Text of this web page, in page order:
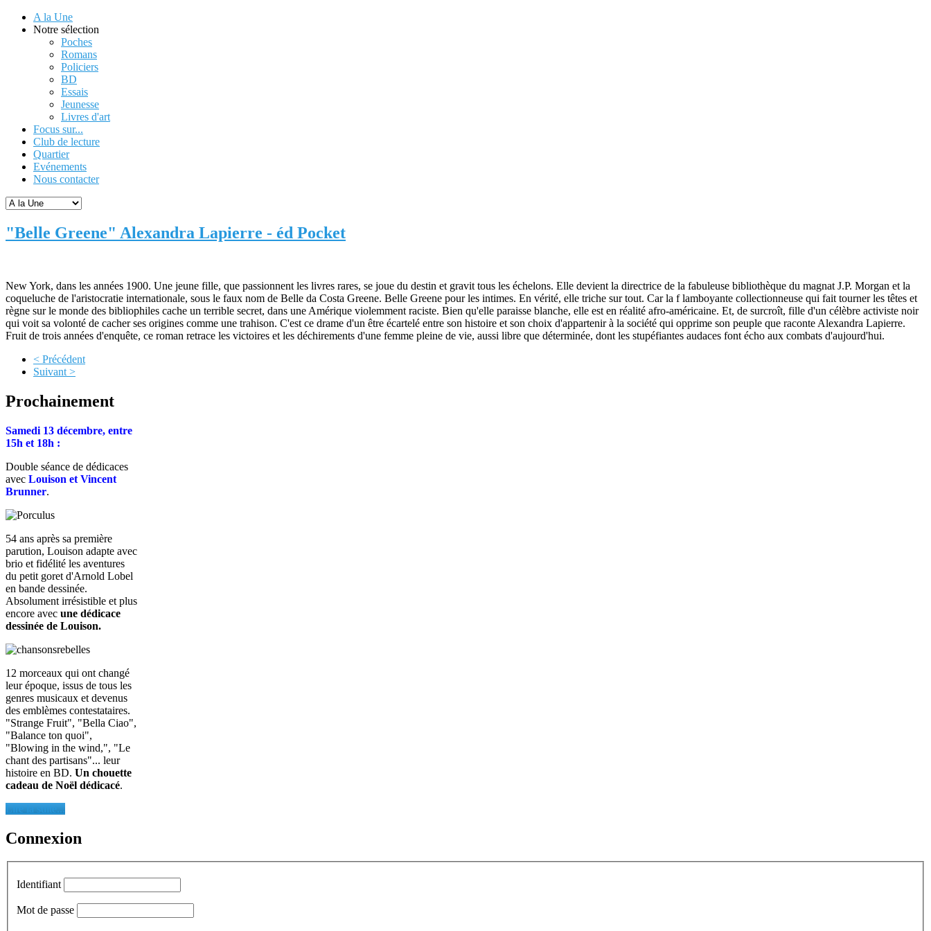
A la Une
Notre sélection
Poches
Romans
Policiers
BD
Essais
Jeunesse
Livres d'art
Focus sur...
Club de lecture
Quartier
Evénements
Nous contacter
"Belle Greene" Alexandra Lapierre - éd Pocket
New York, dans les années 1900. Une jeune fille, que passionnent les livres rares, se joue du destin et gravit tous les échelons. Elle devient la directrice de la fabuleuse bibliothèque du magnat J.P. Morgan et la
coqueluche de l'aristocratie internationale, sous le faux nom de Belle da Costa Greene. Belle Greene pour les intimes. En vérité, elle triche sur tout. Car la f lamboyante collectionneuse qui fait tourner les têtes et
règne sur le monde des bibliophiles cache un terrible secret, dans une Amérique violemment raciste. Bien qu'elle paraisse blanche, elle est en réalité afro-américaine. Et, de surcroît, fille d'un célèbre activiste noir
qui voit sa volonté de cacher ses origines comme une trahison. C'est ce drame d'un être écartelé entre son histoire et son choix d'appartenir à la société qui opprime son peuple que raconte Alexandra Lapierre.
Fruit de trois années d'enquête, ce roman retrace les victoires et les déchirements d'une femme pleine de vie, aussi libre que déterminée, dont les stupéfiantes audaces font écho aux combats d'aujourd'hui.
< Précédent
Suivant >
Prochainement
Samedi 13 décembre, entre
15h et 18h :
Double séance de dédicaces
avec Louison et Vincent
Brunner.
54 ans après sa première
parution, Louison adapte avec
brio et fidélité les aventures
du petit goret d'Arnold Lobel
en bande dessinée.
Absolument irrésistible et plus
encore avec une dédicace
dessinée de Louison.
12 morceaux qui ont changé
leur époque, issus de tous les
genres musicaux et devenus
des emblèmes contestataires.
"Strange Fruit", "Bella Ciao",
"Balance ton quoi",
"Blowing in the wind,", "Le
chant des partisans"... leur
histoire en BD. Un chouette
cadeau de Noël dédicacé.
Lire la suite...
Connexion
Identifiant
Mot de passe